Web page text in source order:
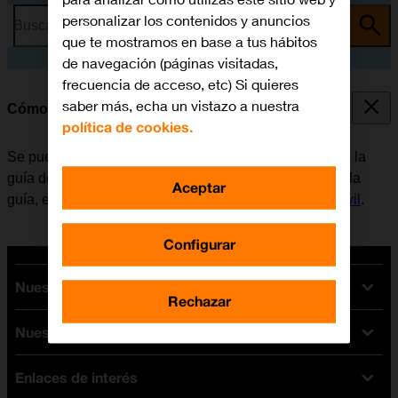
Busca por problema o tema
Cómo llamar a un contacto de la guía
Se puede llamar a un contacto, cogiendo el número de la
guía del móvil. Para poder llamar a un contacto desde la
guía, es necesario
crear un contacto en la guía del móvil .
Nuestras tarifas
Tarifas Orange
Tarifas fibra y móvil
Tarifas móviles
Nuestros dispositivos
Ofertas en móviles
Enlaces de interés
personalizar los contenidos y anuncios
que te mostramos en base a tus hábitos
de navegación (páginas visitadas,
frecuencia de acceso, etc) Si quieres
saber más, echa un vistazo a nuestra
política de cookies.
Configurar
Rechazar
Aceptar